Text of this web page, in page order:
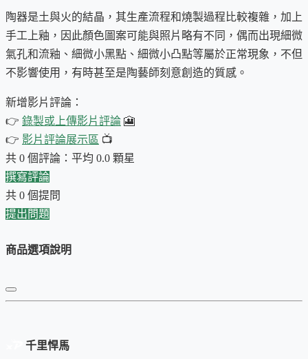
一只碗，兩種心情
早晨匆忙，拿起它...
兩隻胖貓撞進你眼簾，粉點、黃點、藍點在碗身跳舞，
你還沒喝第一口，嘴角已經先揚起來了。
茶道正式，捧起它...
乳白釉面沉穩素雅，碗底一圈銀灰如月色流轉，
可愛中自有一份端莊，讓人會心一笑，卻不失禮。
這只碗，拿捏得恰到好處。
😺關於這兩隻貓
一隻為你招財，一隻為你守福，
而陶藝師沒有讓牠們端坐威嚴，
陶器是土與火的結晶，其生產流程和燒製過程比較複雜，加上
手工上釉，因此顏色圖案可能與照片略有不同，偶而出現細微
氣孔和流釉、細微小黑點、細微小凸點等屬於正常現象，不但
不影響使用，有時甚至是陶藝師刻意創造的質感。
新增影片評論：
👉 錄製或上傳影片評論 🎦
👉 影片評論展示區 📺
共 0 個評論：平均 0.0 顆星
撰寫評論
共 0 個提問
提出問題
商品選項說明
千里悍馬